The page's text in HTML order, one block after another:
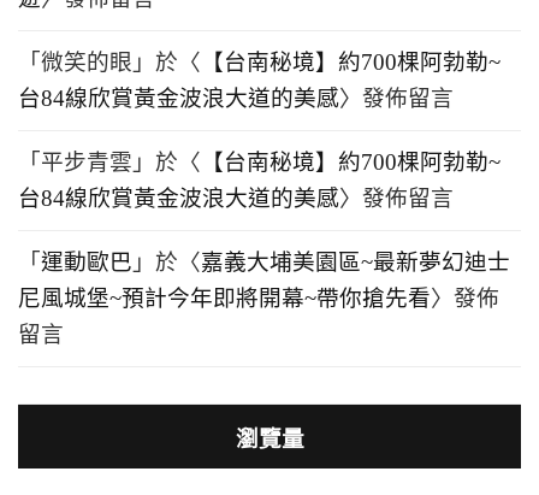
「 微笑的眼 」於〈 【台南秘境】約700棵阿勃勒~
台84線欣賞黃金波浪大道的美感〉發佈留言
「 平步青雲 」於〈 【台南秘境】約700棵阿勃勒~
台84線欣賞黃金波浪大道的美感〉發佈留言
「 運動歐巴 」於〈嘉義大埔美園區~最新夢幻迪士
尼風城堡~預計今年即將開幕~帶你搶先看〉發佈
留言
瀏覽量